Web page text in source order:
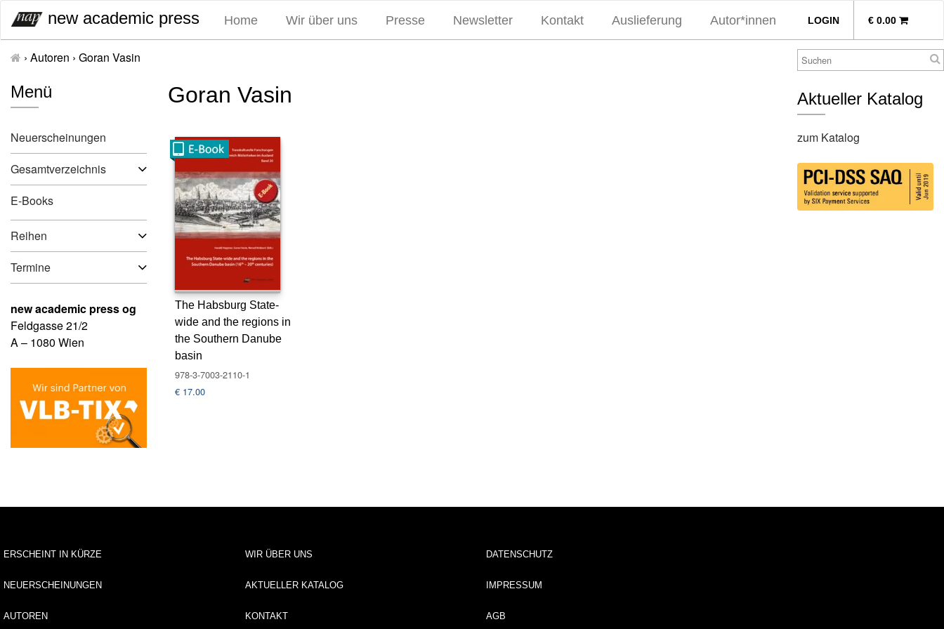
i
new academic press LOGIN € 0.00
Home Wir über uns Presse Newsletter Kontakt Auslieferung Autor*innen
› Autoren › Goran Vasin
Menü
Neuerscheinungen
Gesamtverzeichnis
E-Books
Reihen
Termine
new academic press og
Feldgasse 21/2
A – 1080 Wien
Goran Vasin
The Habsburg State-
wide and the regions in
the Southern Danube
basin
978-3-7003-2110-1
€ 17.00
Aktueller Katalog
zum Katalog
ERSCHEINT IN KÜRZE
NEUERSCHEINUNGEN
AUTOREN
WIR ÜBER UNS
AKTUELLER KATALOG
KONTAKT
DATENSCHUTZ
IMPRESSUM
AGB